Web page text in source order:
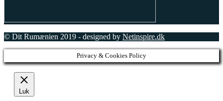
© Dit Rumænien 2019 - designed by Netinspire.dk
Privacy & Cookies Policy
Luk